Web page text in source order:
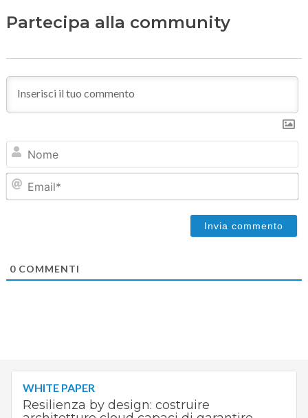
Partecipa alla community
0COMMENTI
WHITE PAPER
Resilienza by design: costruire